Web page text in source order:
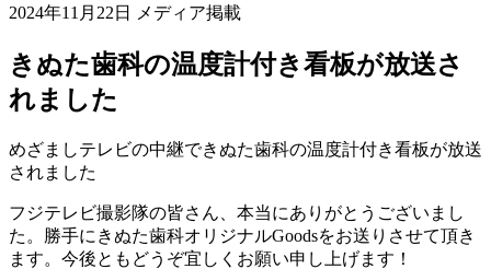
2024年11月22日
メディア掲載
きぬた歯科の温度計付き看板が放送さ
れました
めざましテレビの中継できぬた歯科の温度計付き看板が放送
されました
フジテレビ撮影隊の皆さん、本当にありがとうございまし
た。勝手にきぬた歯科オリジナルGoodsをお送りさせて頂き
ます。今後ともどうぞ宜しくお願い申し上げます！